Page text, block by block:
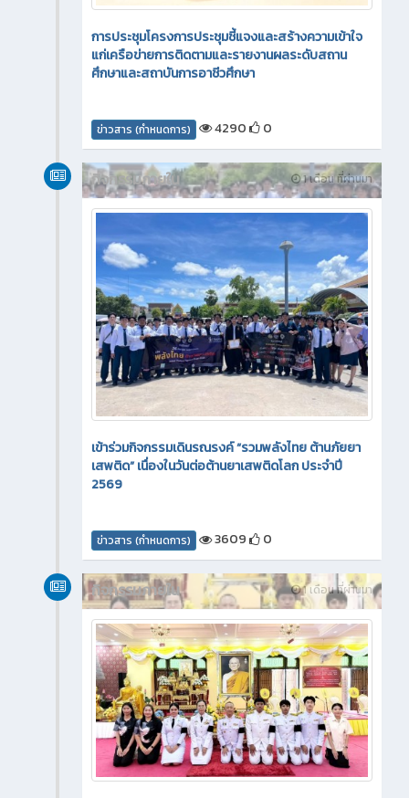
การประชุมโครงการประชุมชี้แจงและสร้างความเข้าใจ
แก่เครือข่ายการติดตามและรายงานผลระดับสถาน
ศึกษาและสถาบันการอาชีวศึกษา
ข่าวสาร (กำหนดการ) 4290 0
1 เดือน ที่ผ่านมา
กิจกรรมภายใน
เข้าร่วมกิจกรรมเดินรณรงค์ “รวมพลังไทย ต้านภัยยา
เสพติด” เนื่องในวันต่อต้านยาเสพติดโลก ประจำปี
2569
ข่าวสาร (กำหนดการ) 3609 0
1 เดือน ที่ผ่านมา
กิจกรรมภายใน